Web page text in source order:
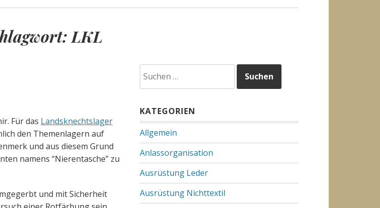
LKL
Für das Landsknechtslager
den Themenlagern auf
und aus diesem Grund
namens “Nierentasche” zu
und mit Sicherheit
nach:
KATEGORIEN
Allgemein
Anlassorganisation
Ausrüstung Leder
Ausrüstung Nichttextil